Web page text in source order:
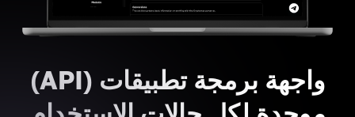
واجهة برمجة تطبيقات (API)